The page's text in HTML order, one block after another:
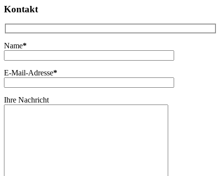
Kontakt
Name*
E-Mail-Adresse*
Ihre Nachricht